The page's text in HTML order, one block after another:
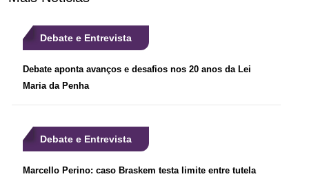
Debate e Entrevista
Debate aponta avanços e desafios nos 20 anos da Lei
Maria da Penha
Debate e Entrevista
Marcello Perino: caso Braskem testa limite entre tutela